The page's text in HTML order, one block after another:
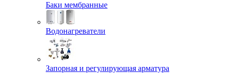
Баки мембранные
Водонагреватели
Запорная и регулирующая арматура